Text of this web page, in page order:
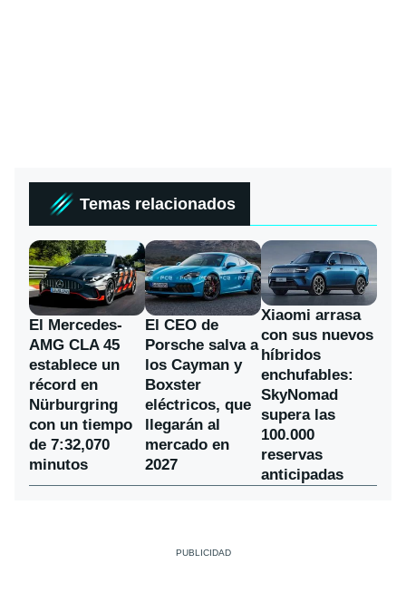
Temas relacionados
El Mercedes-
AMG CLA 45
establece un
récord en
Nürburgring
con un tiempo
de 7:32,070
minutos
El CEO de
Porsche salva a
los Cayman y
Boxster
eléctricos, que
llegarán al
mercado en
2027
Xiaomi arrasa
con sus nuevos
híbridos
enchufables:
SkyNomad
supera las
100.000
reservas
anticipadas